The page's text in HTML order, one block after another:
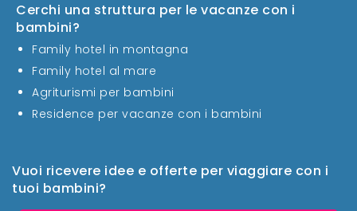
Vuoi ricevere idee e offerte per viaggiare con i
tuoi bambini?
Cerchi una struttura per le vacanze con i
bambini?
Family hotel in montagna
Family hotel al mare
Agriturismi per bambini
Residence per vacanze con i bambini